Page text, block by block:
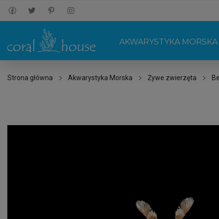
AKWARYSTYKA MORSKA
Strona główna Akwarystyka Morska Żywe zwierzęta